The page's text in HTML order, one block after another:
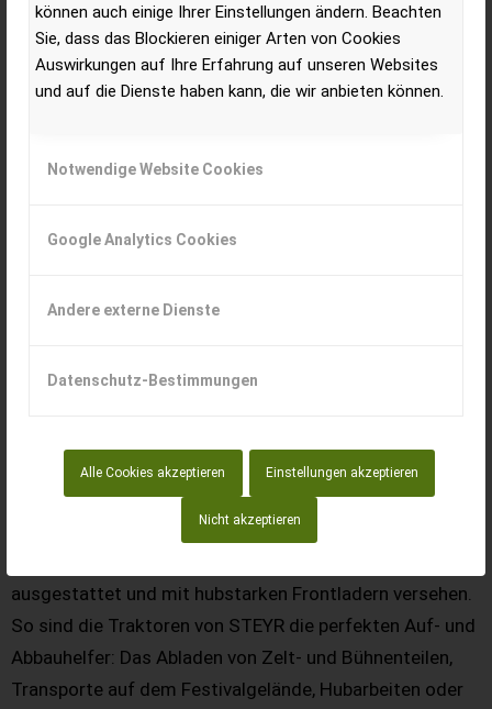
können auch einige Ihrer Einstellungen ändern. Beachten
Sie, dass das Blockieren einiger Arten von Cookies
Auswirkungen auf Ihre Erfahrung auf unseren Websites
und auf die Dienste haben kann, die wir anbieten können.
Notwendige Website Cookies
Google Analytics Cookies
Andere externe Dienste
Datenschutz-Bestimmungen
Alle Cookies akzeptieren Einstellungen akzeptieren
Nicht akzeptieren
Unterstützung.
einem 6150 Profi CVT sowie einem 6175 Impuls CVT
sind wir optimal aufgestellt, um flexibel agieren zu
können“, so Christoph Steinmassl, Marketing Manager
ausgestattet und mit hubstarken Frontladern versehen.
So sind die Traktoren von STEYR die perfekten Auf- und
Abbauhelfer: Das Abladen von Zelt- und Bühnenteilen,
Transporte auf dem Festivalgelände, Hubarbeiten oder